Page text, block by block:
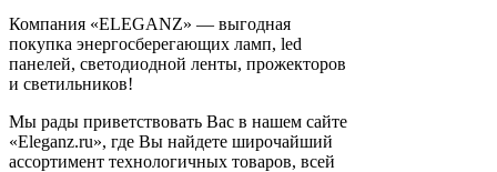
Компания «ELEGANZ» — выгодная
покупка энергосберегающих ламп, led
панелей, светодиодной ленты, прожекторов
и светильников!
Мы рады приветствовать Вас в нашем сайте
«Eleganz.ru», где Вы найдете широчайший
ассортимент технологичных товаров, всей